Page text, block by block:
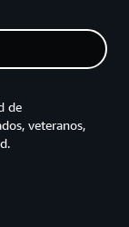
de
veteranos,